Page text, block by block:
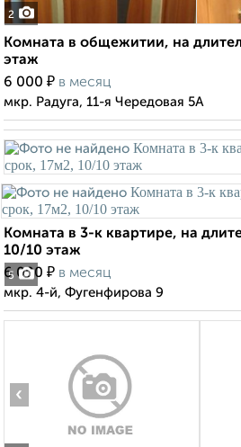
2
Комната в общежитии, на
этаж
6 000 ₽ в месяц
мкр. Радуга, 11-я Чередовая 5А
5
Комната в 3-к квартире, на
10/10 этаж
6 000 ₽ в месяц
мкр. 4-й, Фугенфирова 9
‹